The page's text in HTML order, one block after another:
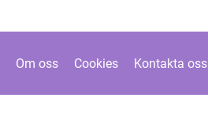
Om oss Cookies Kontakta oss